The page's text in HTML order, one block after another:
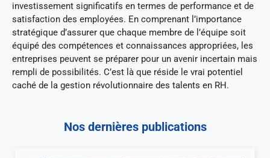
investissement significatifs en termes de performance et de
satisfaction des employées. En comprenant l’importance
stratégique d’assurer que chaque membre de l’équipe soit
équipé des compétences et connaissances appropriées, les
entreprises peuvent se préparer pour un avenir incertain mais
rempli de possibilités. C’est là que réside le vrai potentiel
caché de la gestion révolutionnaire des talents en RH.
Nos dernières publications